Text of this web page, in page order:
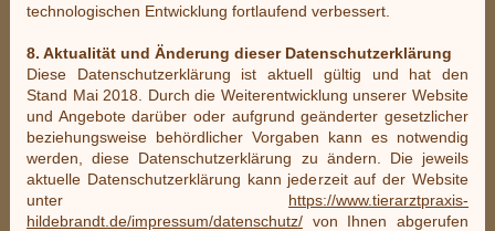
technologischen Entwicklung fortlaufend verbessert.
8. Aktualität und Änderung dieser Datenschutzerklärung
Diese Datenschutzerklärung ist aktuell gültig und hat den
Stand Mai 2018. Durch die Weiterentwicklung unserer Website
und Angebote darüber oder aufgrund geänderter gesetzlicher
beziehungsweise behördlicher Vorgaben kann es notwendig
werden, diese Datenschutzerklärung zu ändern. Die jeweils
aktuelle Datenschutzerklärung kann jederzeit auf der Website
unter
https://www.tierarztpraxis-
hildebrandt.de/impressum/datenschutz/ von Ihnen abgerufen